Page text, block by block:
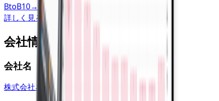
BtoB10→100（プロダクト拡大）
詳しく見る →
会社情報
会社名
株式会社ネクスタ